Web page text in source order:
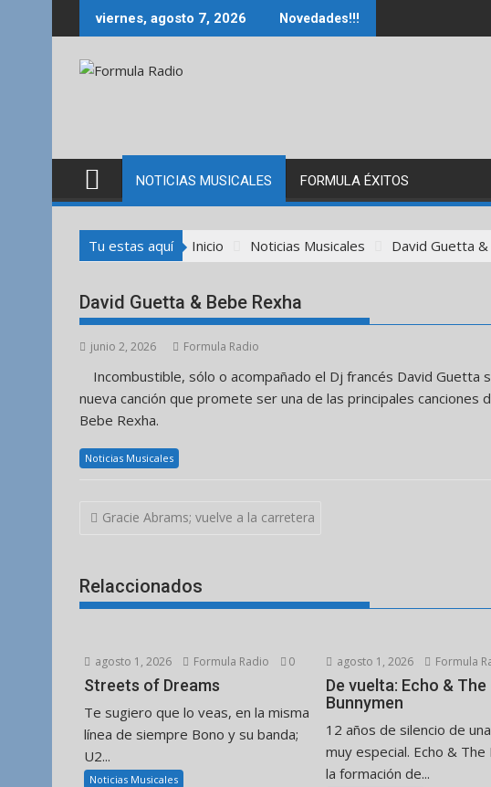
al
viernes, agosto 7, 2026 Novedades!!!
NOTICIAS MUSICALES FORMULA ÉXITOS
Tu estas aquí Inicio Noticias Musicales David Guetta
David Guetta & Bebe Rexha
junio 2, 2026 Formula Radio
Incombustible, sólo o acompañado el Dj francés David Guetta
nueva canción que promete ser una de las principales
Bebe Rexha.
Noticias Musicales
Navegación
Gracie Abrams; vuelve a la carretera
Relaccionados
agosto 1, 2026 Formula Radio 0
Streets of Dreams
Te sugiero que lo veas, en la misma
línea de siempre Bono y su banda;
U2...
Noticias Musicales
agosto 1, 2026 Formula
De vuelta: Echo & The
Bunnymen
12 años de silencio de
muy especial. Echo & The
la formación de...